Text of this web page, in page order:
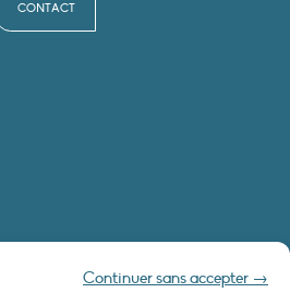
Continuer sans accepter →
CONTACT